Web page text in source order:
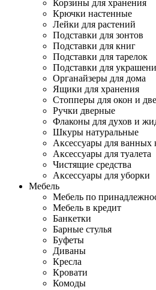
Корзины для хранения
Крючки настенные
Лейки для растений
Подставки для зонтов
Подставки для книг
Подставки для тарелок
Подставки для
Органайзеры для дома
Ящики для хранения
Стопперы для окон и
Ручки дверные
Флаконы для духов и
Шкуры натуральные
Аксессуары для ванных
Аксессуары для туалета
Чистящие средства
Аксессуары для уборки
Мебель
Мебель по
Мебель в кредит
Банкетки
Барные стулья
Буфеты
Диваны
Кресла
Кровати
Комоды